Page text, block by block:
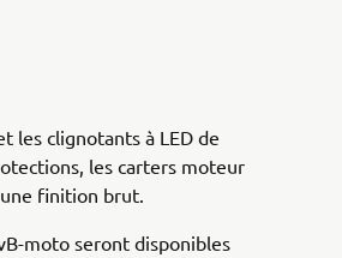
les clignotants à LED de
les carters moteur
finition brut.
moto seront disponibles